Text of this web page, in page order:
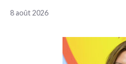
8 août 2026